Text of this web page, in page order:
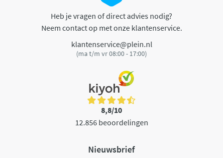
Heb je vragen of direct advies nodig?
Neem contact op met onze klantenservice.
klantenservice@plein.nl
(ma t/m vr 08:00 - 17:00)
8,8/10
12.856 beoordelingen
Nieuwsbrief